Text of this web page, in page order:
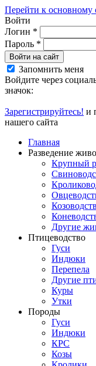
Перейти к
Войти
Логин *
Пароль *
Войти на сайт
Запомнить меня
Войдите через
значок:
Зарегистрируйтесь! и
нашего сайта
Главная
Разведение
Крупный
Другие
Птицеводство
Гуси
Индюки
Перепела
Другие
Куры
Утки
Породы
Гуси
Индюки
КРС
Козы